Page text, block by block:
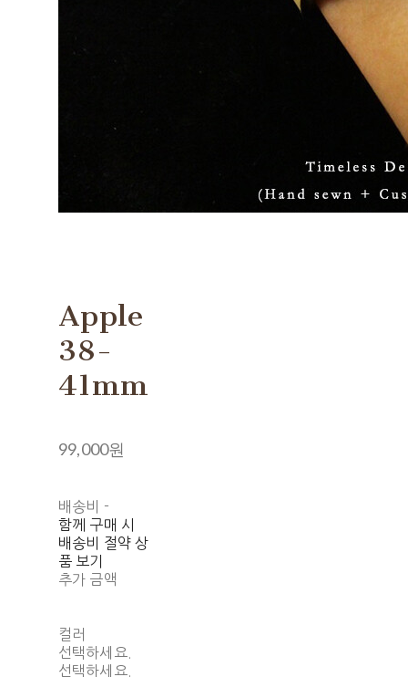
Apple
38-
41mm
99,000원
배송비 -
함께 구매 시
배송비 절약 상
품 보기
추가 금액
컬러
선택하세요.
선택하세요.